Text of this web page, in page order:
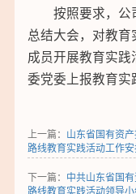
按照要求，公
总结大会，对教
成员开展教育实
委党委上报教育实
上一篇： 山东省国有资
路线教育实践活动工作
下一篇： 中共山东省国
路线教育实践活动领导